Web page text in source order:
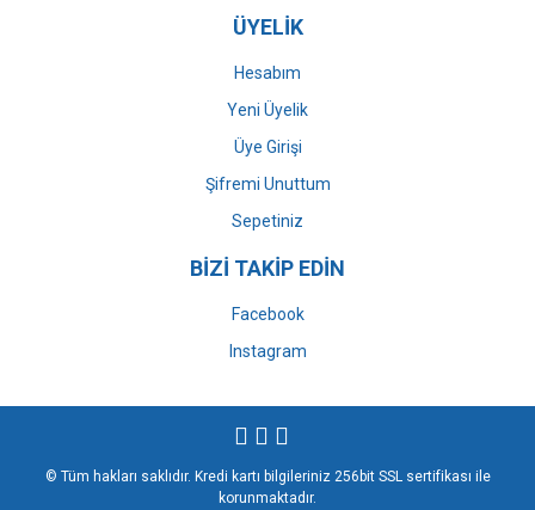
ÜYELİK
Hesabım
Yeni Üyelik
Üye Girişi
Şifremi Unuttum
Sepetiniz
BİZİ TAKİP EDİN
Facebook
Instagram
© Tüm hakları saklıdır. Kredi kartı bilgileriniz 256bit SSL sertifikası ile
korunmaktadır.